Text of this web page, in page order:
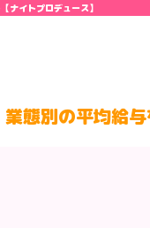
ナイトプロデュース】
態別の平均給